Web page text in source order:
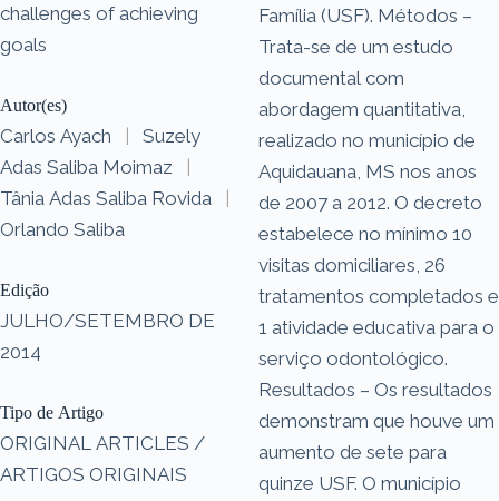
challenges of achieving
goals
Autor(es)
Carlos Ayach |
Suzely
Adas Saliba Moimaz
|
Tânia Adas Saliba Rovida
|
Orlando Saliba
Edição
JULHO/SETEMBRO DE
2014
Tipo de Artigo
ORIGINAL ARTICLES /
ARTIGOS ORIGINAIS
Família (USF). Métodos –
Trata-se de um estudo
documental com
abordagem quantitativa,
realizado no município de
Aquidauana, MS nos anos
de 2007 a 2012. O decreto
estabelece no mínimo 10
visitas domiciliares, 26
tratamentos completados e
1 atividade educativa para o
serviço odontológico.
Resultados – Os resultados
demonstram que houve um
aumento de sete para
quinze USF. O município